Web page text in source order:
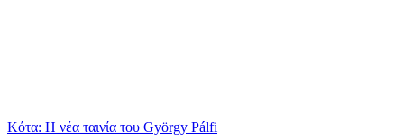
Κότα: Η νέα ταινία του György Pálfi